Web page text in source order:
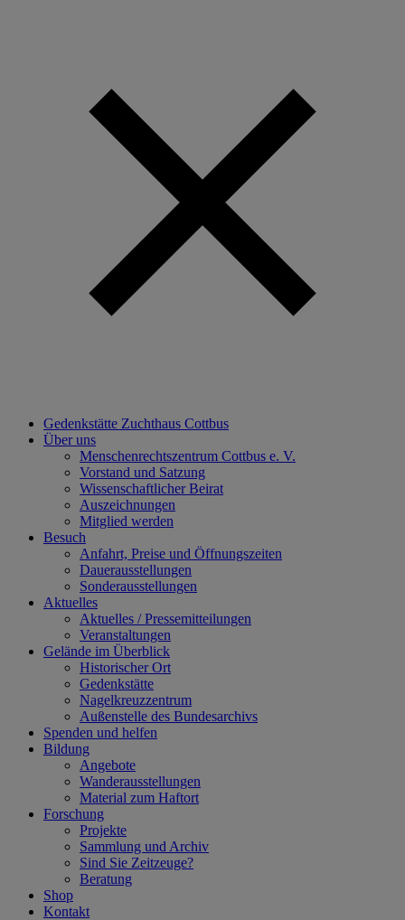
Gedenkstätte Zuchthaus Cottbus
Über uns
Menschenrechtszentrum Cottbus e. V.
Vorstand und Satzung
Wissenschaftlicher Beirat
Auszeichnungen
Mitglied werden
Besuch
Anfahrt, Preise und Öffnungszeiten
Dauerausstellungen
Sonderausstellungen
Aktuelles
Aktuelles / Pressemitteilungen
Veranstaltungen
Gelände im Überblick
Historischer Ort
Gedenkstätte
Nagelkreuzzentrum
Außenstelle des Bundesarchivs
Spenden und helfen
Bildung
Angebote
Wanderausstellungen
Material zum Haftort
Forschung
Projekte
Sammlung und Archiv
Sind Sie Zeitzeuge?
Beratung
Shop
Kontakt